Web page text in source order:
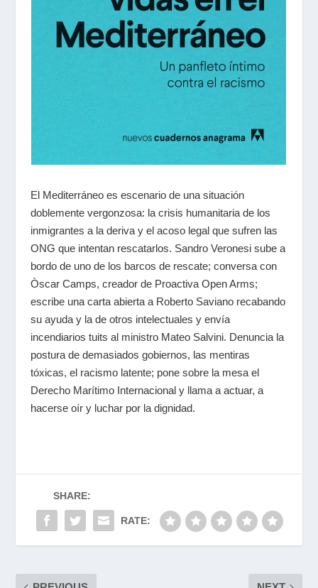
El Mediterráneo es escenario de una situación
doblemente vergonzosa: la crisis humanitaria de los
inmigrantes a la deriva y el acoso legal que sufren las
ONG que intentan rescatarlos. Sandro Veronesi sube a
bordo de uno de los barcos de rescate; conversa con
Òscar Camps, creador de Proactiva Open Arms;
escribe una carta abierta a Roberto Saviano recabando
su ayuda y la de otros intelectuales y envía
incendiarios tuits al ministro Mateo Salvini. Denuncia la
postura de demasiados gobiernos, las mentiras
tóxicas, el racismo latente; pone sobre la mesa el
Derecho Marítimo Internacional y llama a actuar, a
hacerse oír y luchar por la dignidad.
SHARE:
RATE: